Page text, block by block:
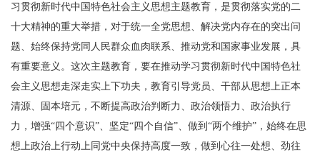
习贯彻新时代中国特色社会主义思想主题教育，是贯彻落实党的二
十大精神的重大举措，对于统一全党思想、解决党内存在的突出问
题、始终保持党同人民群众血肉联系、推动党和国家事业发展，具
有重要意义。这次主题教育，要在推动学习贯彻新时代中国特色社
会主义思想走深走实上下功夫，教育引导党员、干部从思想上正本
清源、固本培元，不断提高政治判断力、政治领悟力、政治执行
力，增强“四个意识”、坚定“四个自信”、做到“两个维护”，始终在思
想上政治上行动上同党中央保持高度一致，做到心往一处想、劲往